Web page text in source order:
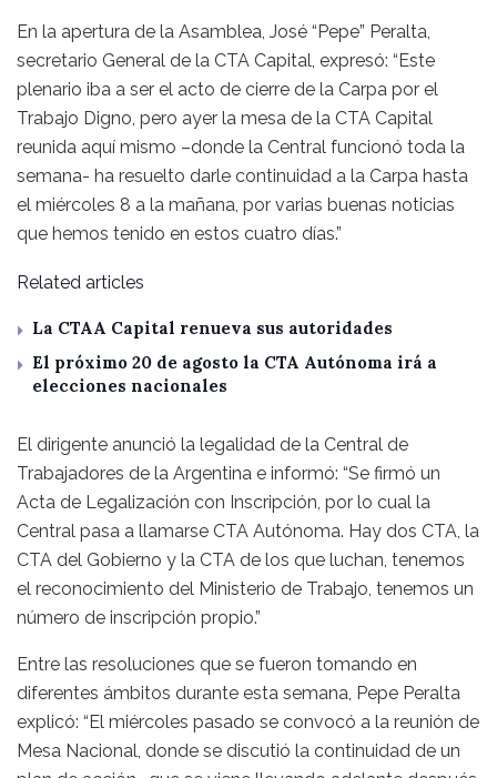
En la apertura de la Asamblea, José “Pepe” Peralta,
secretario General de la CTA Capital, expresó: “Este
plenario iba a ser el acto de cierre de la Carpa por el
Trabajo Digno, pero ayer la mesa de la CTA Capital
reunida aquí mismo –donde la Central funcionó toda la
semana- ha resuelto darle continuidad a la Carpa hasta
el miércoles 8 a la mañana, por varias buenas noticias
que hemos tenido en estos cuatro días.”
Related articles
La CTAA Capital renueva sus autoridades
El próximo 20 de agosto la CTA Autónoma irá a
elecciones nacionales
El dirigente anunció la legalidad de la Central de
Trabajadores de la Argentina e informó: “Se firmó un
Acta de Legalización con Inscripción, por lo cual la
Central pasa a llamarse CTA Autónoma. Hay dos CTA, la
CTA del Gobierno y la CTA de los que luchan, tenemos
el reconocimiento del Ministerio de Trabajo, tenemos un
número de inscripción propio.”
Entre las resoluciones que se fueron tomando en
diferentes ámbitos durante esta semana, Pepe Peralta
explicó: “El miércoles pasado se convocó a la reunión de
Mesa Nacional, donde se discutió la continuidad de un